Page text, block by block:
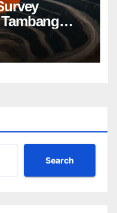
& Akurat
Search